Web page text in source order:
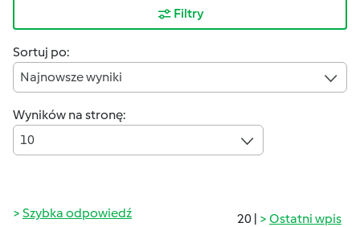
Filtry
Sortuj po:
Najnowsze wyniki
Wyników na stronę:
10
20 | Ostatni wpis
Szybka odpowiedź